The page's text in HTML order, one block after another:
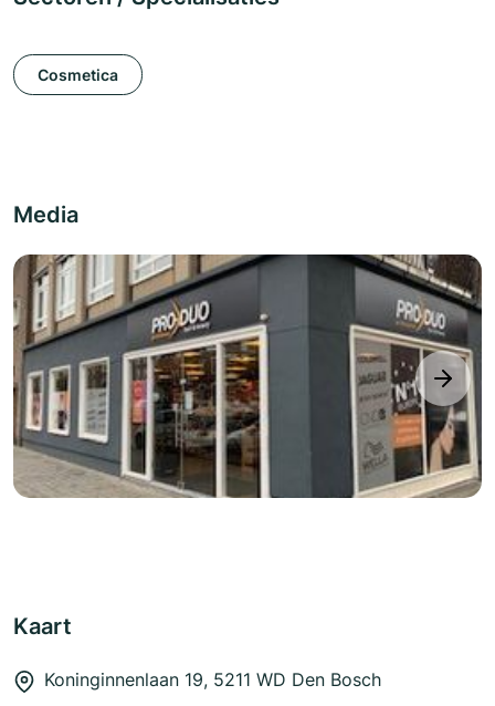
Cosmetica
Media
next
Kaart
Koninginnenlaan 19, 5211 WD Den Bosch